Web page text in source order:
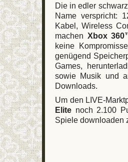
Die in edler
Name verspricht:
Kabel, Wireless
machen Xbox
keine
genügend
Games,
sowie Musik und
Downloads.
Um den LIVE-
Elite noch 2.100
Spiele downloaden